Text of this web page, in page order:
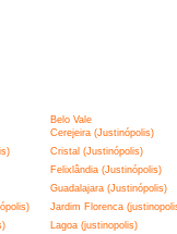
Belo Vale
Cerejeira (Justinópolis)
Cristal (Justinópolis)
Felixlândia (Justinópolis)
Guadalajara (Justinópolis)
Jardim Florenca
Lagoa (justinopolis)